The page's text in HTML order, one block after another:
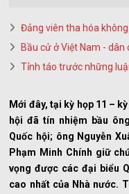
Đảng viên tha hóa
Bầu cử ở Việt Nam - dân
Tỉnh táo trước những
Mới đây, tại kỳ họp 11 –
hội đã tín nhiệm bầu
Quốc hội; ông Nguyễn
Phạm Minh Chính giữ
vọng được các đại biểu
cao nhất của Nhà nước.